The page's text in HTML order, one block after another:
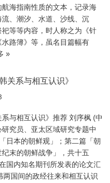
海指南性质的文本，记录海
流、潮汐、水道、沙线、沉
等等内容，时人称之为《针
路簿》等，虽名目篇幅有
»
关系与相互认识》
与相互认识》推荐 刘序枫 (中
究员、亚太区域研究专题中
日本的朝鲜观」；第二篇「朝
末的朝鲜战争」，共十五
国内知名期刊所发表的论文汇
国间的政经往来和相互认识